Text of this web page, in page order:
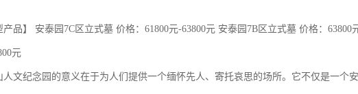
产品】 安泰园7C区立式墓 价格：61800元-63800元 安泰园7B区立式墓 价格：
元
人文纪念园的意义在于为人们提供一个缅怀先人、寄托哀思的场所。它不仅是一个